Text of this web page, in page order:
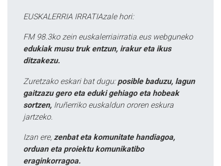
EUSKALERRIA IRRATIAzale hori:
FM 98.3ko zein euskalerriairratia.eus webguneko
edukiak musu truk entzun, irakur eta ikus
ditzakezu.
Zuretzako eskari bat dugu: posible baduzu, lagun
gaitzazu gero eta eduki gehiago eta hobeak
sortzen, Iruñerriko euskaldun ororen eskura
jartzeko.
Izan ere, zenbat eta komunitate handiagoa,
orduan eta proiektu komunikatibo
eraginkorragoa.